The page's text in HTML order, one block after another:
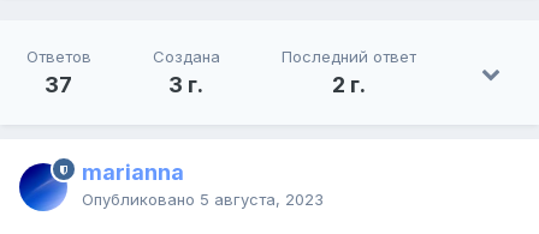
Ответов
37
Создана
3 г.
Последний ответ
2 г.
marianna
Опубликовано 5 августа, 2023